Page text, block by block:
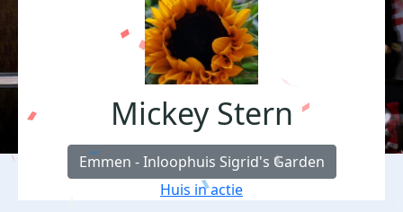
Mickey Stern
Emmen - Inloophuis Sigrid's Garden
Huis in actie